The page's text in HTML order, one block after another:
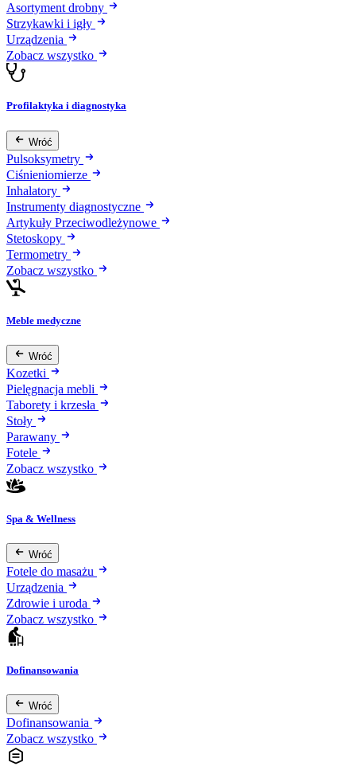
Asortyment drobny
Strzykawki i igły
Urządzenia
Zobacz wszystko
Profilaktyka i diagnostyka
Wróć
Pulsoksymetry
Ciśnieniomierze
Inhalatory
Instrumenty diagnostyczne
Artykuły Przeciwodleżynowe
Stetoskopy
Termometry
Zobacz wszystko
Meble medyczne
Wróć
Kozetki
Pielęgnacja mebli
Taborety i krzesła
Stoły
Parawany
Fotele
Zobacz wszystko
Spa & Wellness
Wróć
Fotele do masażu
Urządzenia
Zdrowie i uroda
Zobacz wszystko
Dofinansowania
Wróć
Dofinansowania
Zobacz wszystko